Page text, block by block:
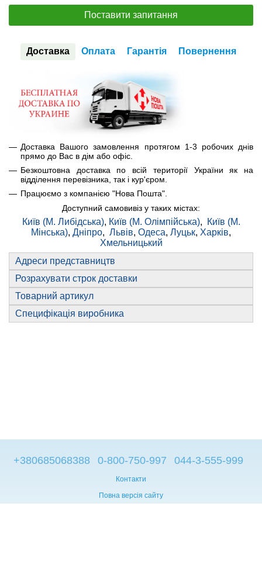
Поставити запитання
Доставка Оплата Гарантія Повернення
Доставка Вашого замовлення протягом 1-3 робочих днів
прямо до Вас в дім або офіс.
Безкоштовна доставка по всій території України як на
відділення перевізника, так і кур'єром.
Працюємо з компанією "Нова Пошта".
Доступний самовивіз у таких містах:
Київ (М. Либідська), Київ (М. Олімпійська),
Київ (М.
Мінська), Дніпро, Львів, Одеса, Луцьк, Харків,
Хмельницький
Адреси представництв
Розрахувати строк доставки
Товарний артикул
Специфікація виробника
+380685068388 0-800-750-997 044-3-555-999
Контакти
Повна версія сайту